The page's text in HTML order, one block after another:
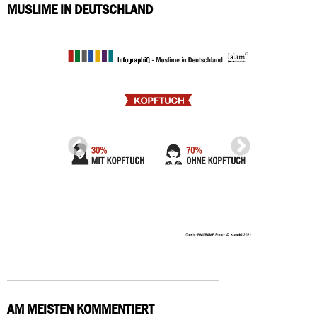
MUSLIME IN DEUTSCHLAND
AM MEISTEN KOMMENTIERT